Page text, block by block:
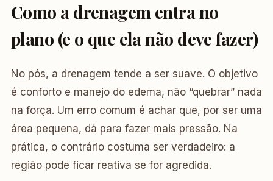
Como a drenagem entra no
plano (e o que ela não deve fazer)
No pós, a drenagem tende a ser suave. O objetivo
é conforto e manejo do edema, não “quebrar” nada
na força. Um erro comum é achar que, por ser uma
área pequena, dá para fazer mais pressão. Na
prática, o contrário costuma ser verdadeiro: a
região pode ficar reativa se for agredida.